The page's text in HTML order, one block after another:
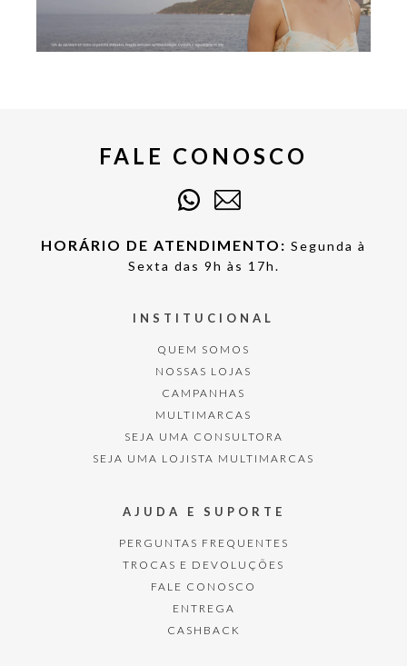
FALE CONOSCO
HORÁRIO DE ATENDIMENTO: Segunda à
Sexta das 9h às 17h.
INSTITUCIONAL
QUEM SOMOS
NOSSAS LOJAS
CAMPANHAS
MULTIMARCAS
SEJA UMA CONSULTORA
SEJA UMA LOJISTA MULTIMARCAS
AJUDA E SUPORTE
PERGUNTAS FREQUENTES
TROCAS E DEVOLUÇÕES
FALE CONOSCO
ENTREGA
CASHBACK